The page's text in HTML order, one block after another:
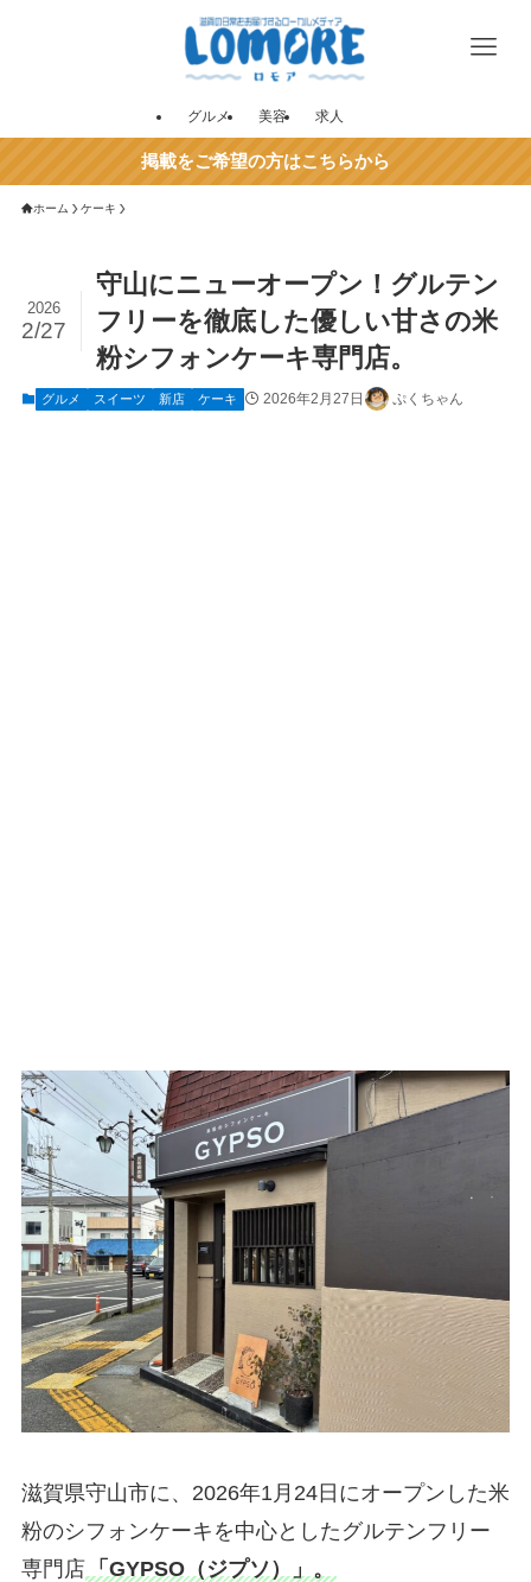
グルメ 美容 求人
掲載をご希望の方はこちらから
ホーム ケーキ
守山にニューオープン！グルテン
フリーを徹底した優しい甘さの米
粉シフォンケーキ専門店。
2026
2/27
グルメ スイーツ 新店 ケーキ 2026年2月27日 ぷくちゃん
滋賀県守山市に、2026年1月24日にオープンした米
粉のシフォンケーキを中心としたグルテンフリー
専門店 「GYPSO（ジプソ）」。